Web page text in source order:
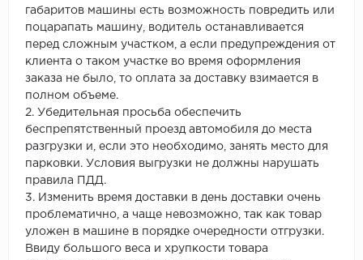
габаритов машины есть возможность повредить или
поцарапать машину, водитель останавливается
перед сложным участком, а если предупреждения от
клиента о таком участке во время оформления
заказа не было, то оплата за доставку взимается в
полном объеме.
2. Убедительная просьба обеспечить
беспрепятственный проезд автомобиля до места
разгрузки и, если это необходимо, занять место для
парковки. Условия выгрузки не должны нарушать
правила ПДД.
3. Изменить время доставки в день доставки очень
проблематично, а чаще невозможно, так как товар
уложен в машине в порядке очередности отгрузки.
Ввиду большого веса и хрупкости товара